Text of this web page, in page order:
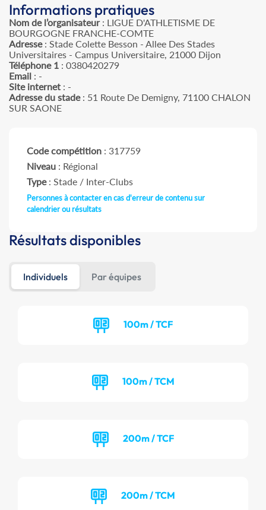
Informations pratiques
Nom de l’organisateur: LIGUE D'ATHLETISME DE
BOURGOGNE FRANCHE-COMTE
Adresse: Stade Colette Besson - Allee Des Stades
Universitaires - Campus Universitaire, 21000 Dijon
Téléphone 1 : 0380420279
Email : -
Site internet : -
Adresse du stade: 51 Route De Demigny, 71100 CHALON
SUR SAONE
Code compétition : 317759
Niveau : Régional
Type: Stade / Inter-Clubs
Personnes à contacter en cas d'erreur de contenu sur
calendrier ou résultats
Résultats disponibles
Individuels Par équipes
100m / TCF
100m / TCM
200m / TCF
200m / TCM